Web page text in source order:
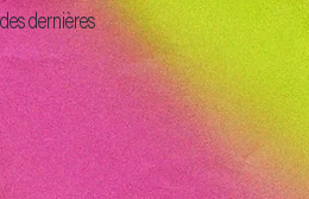
dernières